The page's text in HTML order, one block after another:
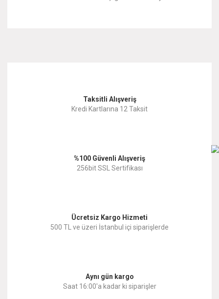
Ürün resmi kalitesiz, bozuk veya görüntülenemiyor.
Ürün fiyatı diğer sitelerden daha pahalı.
Taksitli Alışveriş
Kredi Kartlarına 12 Taksit
%100 Güvenli Alışveriş
256bit SSL Sertifikası
Ücretsiz Kargo Hizmeti
500 TL ve üzeri İstanbul içi siparişlerde
Aynı gün kargo
Saat 16:00'a kadar ki siparişler